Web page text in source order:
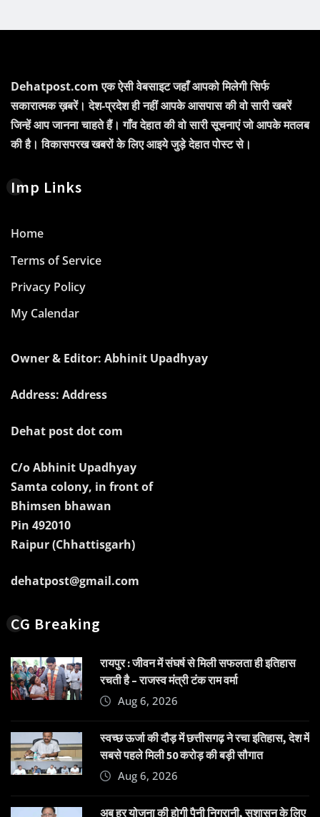
Dehatpost.com एक ऐसी वेबसाइट जहाँ आपको मिलेगी सिर्फ
सकारात्मक ख़बरें। देश-प्रदेश ही नहीं आपके आसपास की वो सारी खबरें
जिन्हें आप जानना चाहते हैं। गाँव देहात की वो सारी सूचनाएं जो आपके मतलब
की है। विकासपरख खबरों के लिए आइये जुड़े देहात पोस्ट से।
Imp Links
Home
Terms of Service
Privacy Policy
My Calendar
Owner & Editor: Abhinit Upadhyay
Address: Address
Dehat post dot com
C/o Abhinit Upadhyay
Samta colony, in front of
Bhimsen bhawan
Pin 492010
Raipur (Chhattisgarh)
dehatpost@gmail.com
CG Breaking
रायपुर : जीवन में संघर्ष से मिली सफलता ही इतिहास
रचती है – राजस्व मंत्री टंक राम वर्मा
Aug 6, 2026
स्वच्छ ऊर्जा की दौड़ में छत्तीसगढ़ ने रचा इतिहास, देश में
सबसे पहले मिली 50 करोड़ की बड़ी सौगात
Aug 6, 2026
अब हर योजना की होगी पैनी निगरानी, सुशासन के लिए